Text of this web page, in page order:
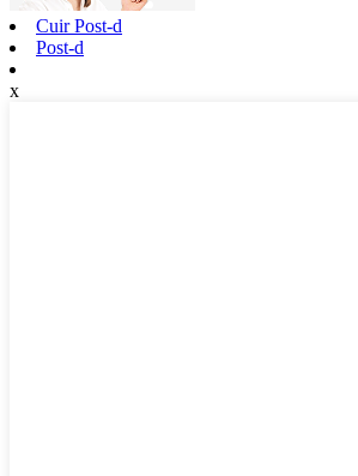
Cuir Post-d
Post-d
x